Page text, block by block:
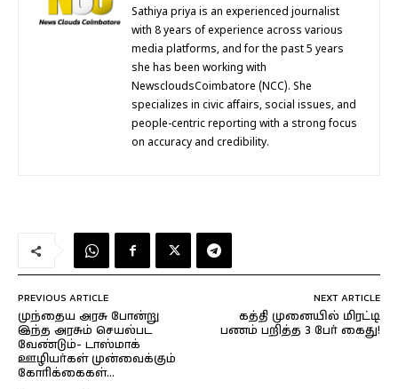
Sathiya priya is an experienced journalist
with 8 years of experience across various
media platforms, and for the past 5 years
she has been working with
NewscloudsCoimbatore (NCC). She
specializes in civic affairs, social issues, and
people-centric reporting with a strong focus
on accuracy and credibility.
PREVIOUS ARTICLE
முந்தைய அரசு போன்று
இந்த அரசும் செயல்பட
வேண்டும்- டாஸ்மாக்
ஊழியர்கள் முன்வைக்கும்
கோரிக்கைகள்…
NEXT ARTICLE
கத்தி முனையில் மிரட்டி
பணம் பறித்த 3 பேர் கைது!